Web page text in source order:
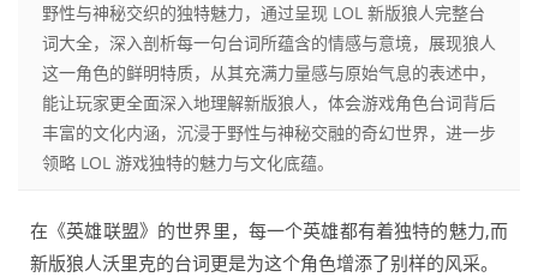
野性与神秘交织的独特魅力，通过呈现 LOL 新版狼人完整台
词大全，深入剖析每一句台词所蕴含的情感与意境，展现狼人
这一角色的鲜明特质，从其充满力量感与原始气息的表述中，
能让玩家更全面深入地理解新版狼人，体会游戏角色台词背后
丰富的文化内涵，沉浸于野性与神秘交融的奇幻世界，进一步
领略 LOL 游戏独特的魅力与文化底蕴。
在《英雄联盟》的世界里，每一个英雄都有着独特的魅力,而
新版狼人沃里克的台词更是为这个角色增添了别样的风采。